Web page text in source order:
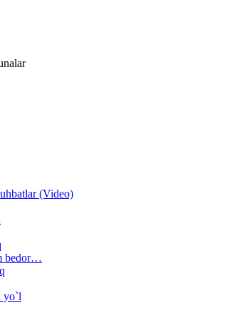
(Video)
bedor…
yo`l